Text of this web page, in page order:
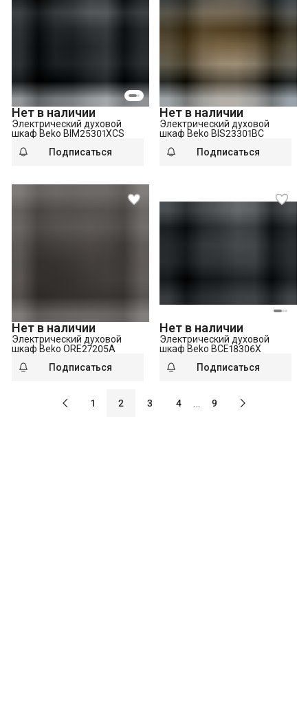
Нет в наличии
Электрический духовой
шкаф Beko BIM25301XCS
Подписаться
Нет в наличии
Электрический духовой
шкаф Beko BIS23301BC
Подписаться
Нет в наличии
Электрический духовой
шкаф Beko ORE27205A
Подписаться
Нет в наличии
Электрический духовой
шкаф Beko BCE18306X
Подписаться
1 2 3 4 … 9